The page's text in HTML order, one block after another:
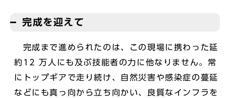
完成を迎えて
完成まで進められたのは、この現場に携わった延
約12 万人にも及ぶ技能者の力に他なりません。常
にトップギアで走り続け、自然災害や感染症の蔓延
などにも真っ向から立ち向かい、良質なインフラを